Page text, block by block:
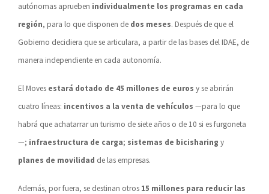
autónomas aprueben individualmente los programas en cada
región, para lo que disponen de dos meses. Después de que el
Gobierno decidiera que se articulara, a partir de las bases del IDAE, de
manera independiente en cada autonomía.
El Moves estará dotado de 45 millones de euros y se abrirán
cuatro líneas: incentivos a la venta de vehículos —para lo que
habrá que achatarrar un turismo de siete años o de 10 si es furgoneta
—; infraestructura de carga; sistemas de bicisharing y
planes de movilidad de las empresas.
Además, por fuera, se destinan otros 15 millones para reducir las